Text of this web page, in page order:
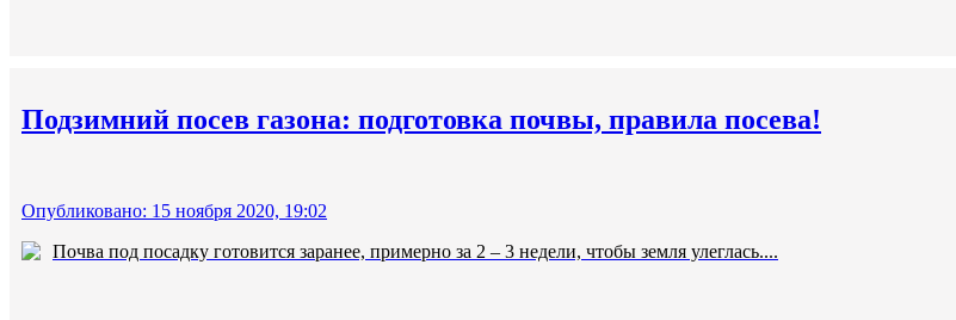
Подзимний посев газона: подготовка почвы, правила посева!
Опубликовано: 15 ноября 2020, 19:02
Почва под посадку готовится заранее, примерно за 2 – 3 недели, чтобы земля улеглась....